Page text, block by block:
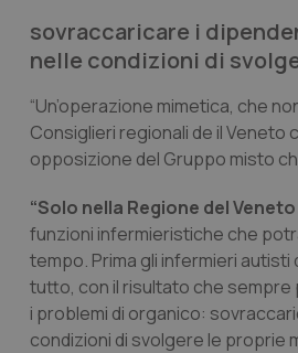
sovraccaricare i
nelle condizioni di
“Un’operazione mimetica, che
Consiglieri regionali de il Veneto
opposizione del Gruppo misto
“Solo nella Regione del Veneto
funzioni infermieristiche che
tempo. Prima gli infermieri
tutto, con il risultato che sempre
i problemi di organico:
condizioni di svolgere le proprie